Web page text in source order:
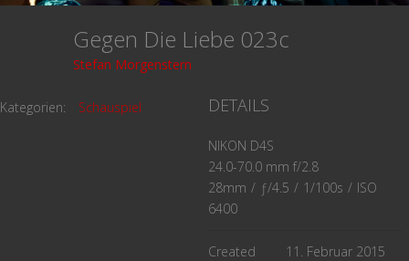
Gegen Die Liebe 023c
Stefan Morgenstern
Kategorien: Schauspiel DETAILS
NIKON D4S
24.0-70.0 mm f/2.8
28mm / ƒ/4.5 / 1/100s / ISO
6400
Created 11. Februar 2015